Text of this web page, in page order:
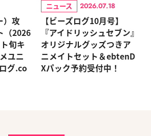
）攻
（2026
旬キ
ユニ
グ.co
ニュース 2026.07.18
【ビーズログ10月号】
『アイドリッシュセブン』
オリジナルグッズつきア
ニメイトセット＆ebtenD
Xパック予約受付中！